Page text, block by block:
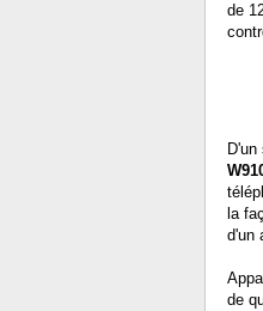
de
la
d'un
de